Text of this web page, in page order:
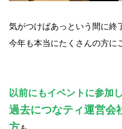
気がつけばあっという間に終
今年も本当にたくさんの方に
以前にもイベントに参加
過去につなティ運営会